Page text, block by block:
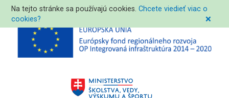
Na tejto stránke sa používajú cookies.Chcete viedieť viac o
cookies?
❌